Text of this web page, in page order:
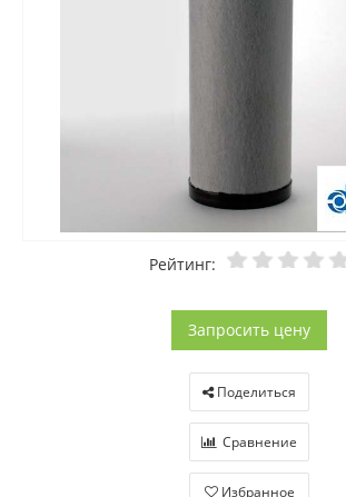
Рейтинг:
Запросить цену
Поделиться
Сравнение
Избранное